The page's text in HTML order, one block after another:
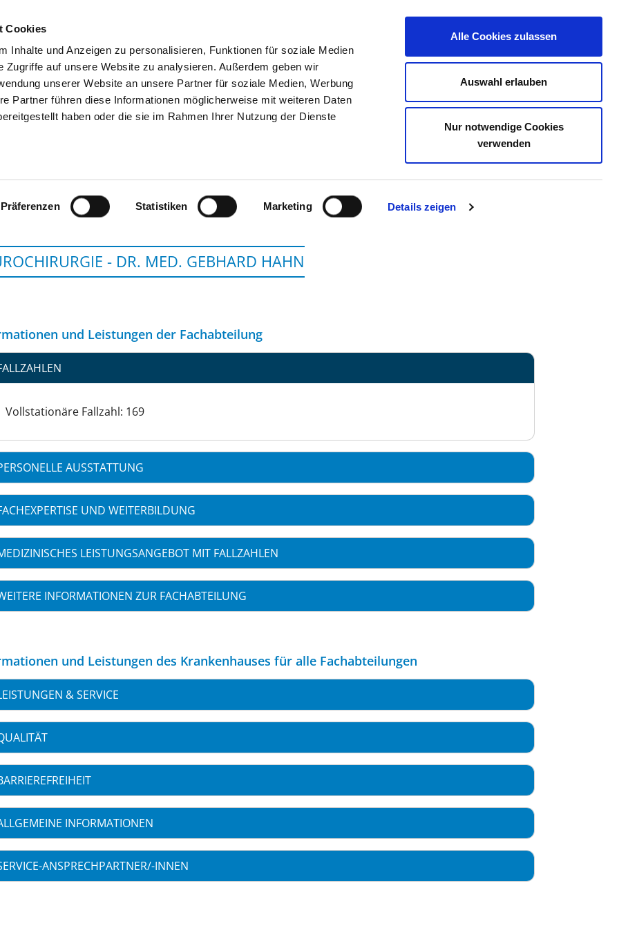
Cookies
Inhalte und Anzeigen zu personalisieren, Funktionen für soziale Medien
Zugriffe auf unsere Website zu analysieren. Außerdem geben wir
unserer Website an unsere Partner für soziale Medien, Werbung
Partner führen diese Informationen möglicherweise mit weiteren Daten
haben oder die sie im Rahmen Ihrer Nutzung der Dienste
Präferenzen Statistiken Marketing Details zeigen
Alle Cookies zulassen
Auswahl erlauben
Nur notwendige Cookies
verwenden
SUCHEN TIPPS & HILFE DAS DKV STELLENBÖRSE KONTAKT IHRE MEINUNG
- DR. MED. GEBHARD HAHN
und Leistungen der Fachabteilung
Vollstationäre Fallzahl: 169
AUSSTATTUNG
UND WEITERBILDUNG
LEISTUNGSANGEBOT MIT FALLZAHLEN
INFORMATIONEN ZUR FACHABTEILUNG
und Leistungen des Krankenhauses für alle Fachabteilungen
& SERVICE
INFORMATIONEN
ANSPRECHPARTNER/-INNEN